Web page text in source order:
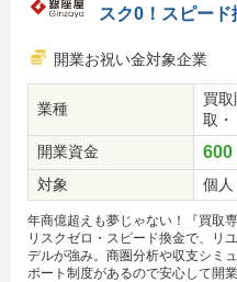
スク0！スピー
開業お祝い金対象企業
業種
買
取・
開業資金
600
対象 個人
年商億超えも夢じゃない！『買取
リスクゼロ・スピード換金で、リ
デルが強み。商圏分析や収支シミ
ポート制度があるので安心して開業